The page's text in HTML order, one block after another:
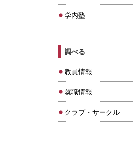
学内塾
調べる
教員情報
就職情報
クラブ・サークル